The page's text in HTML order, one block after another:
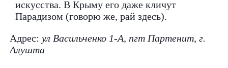
искусства. В Крыму его даже кличут
Парадизом (говорю же, рай здесь).
Адрес: ул Васильченко 1-А, пгт Партенит, г.
Алушта